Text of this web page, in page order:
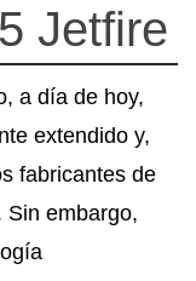
Jetfire
a día de hoy,
extendido y,
fabricantes de
Sin embargo,